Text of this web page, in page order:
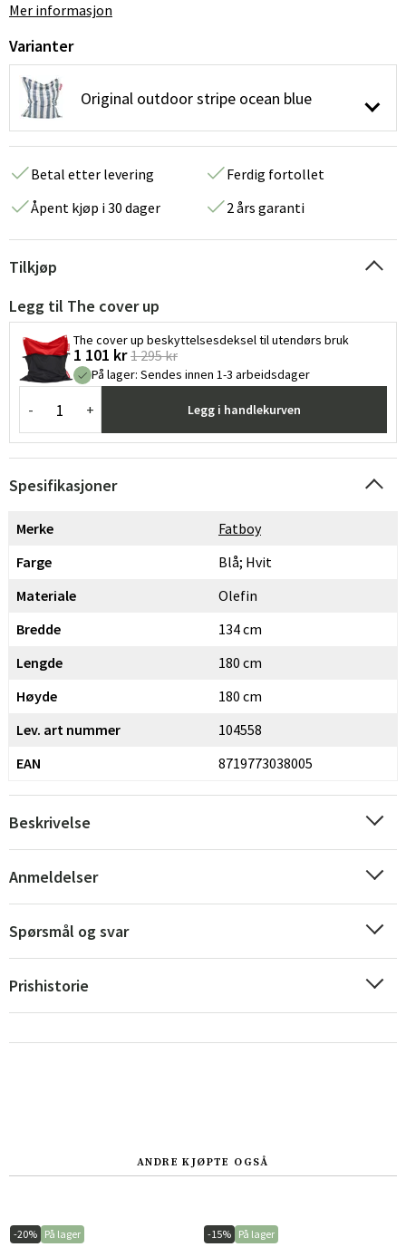
Sverige
Mer informasjon
Varianter
Original outdoor stripe ocean blue
Betal etter levering
Ferdig fortollet
Åpent kjøp i 30 dager
2 års garanti
Tilkjøp
Legg til The cover up
The cover up beskyttelsesdeksel til utendørs bruk
1 101 kr 1 295 kr
På lager: Sendes innen 1-3 arbeidsdager
- + Legg i handlekurven
Spesifikasjoner
Merke
Fatboy
Farge
Blå; Hvit
Materiale
Olefin
Bredde
134 cm
Lengde
180 cm
Høyde
180 cm
Lev. art nummer
104558
EAN
8719773038005
Beskrivelse
Anmeldelser
Spørsmål og svar
Prishistorie
ANDRE KJØPTE OGSÅ
-20% På lager -15% På lager